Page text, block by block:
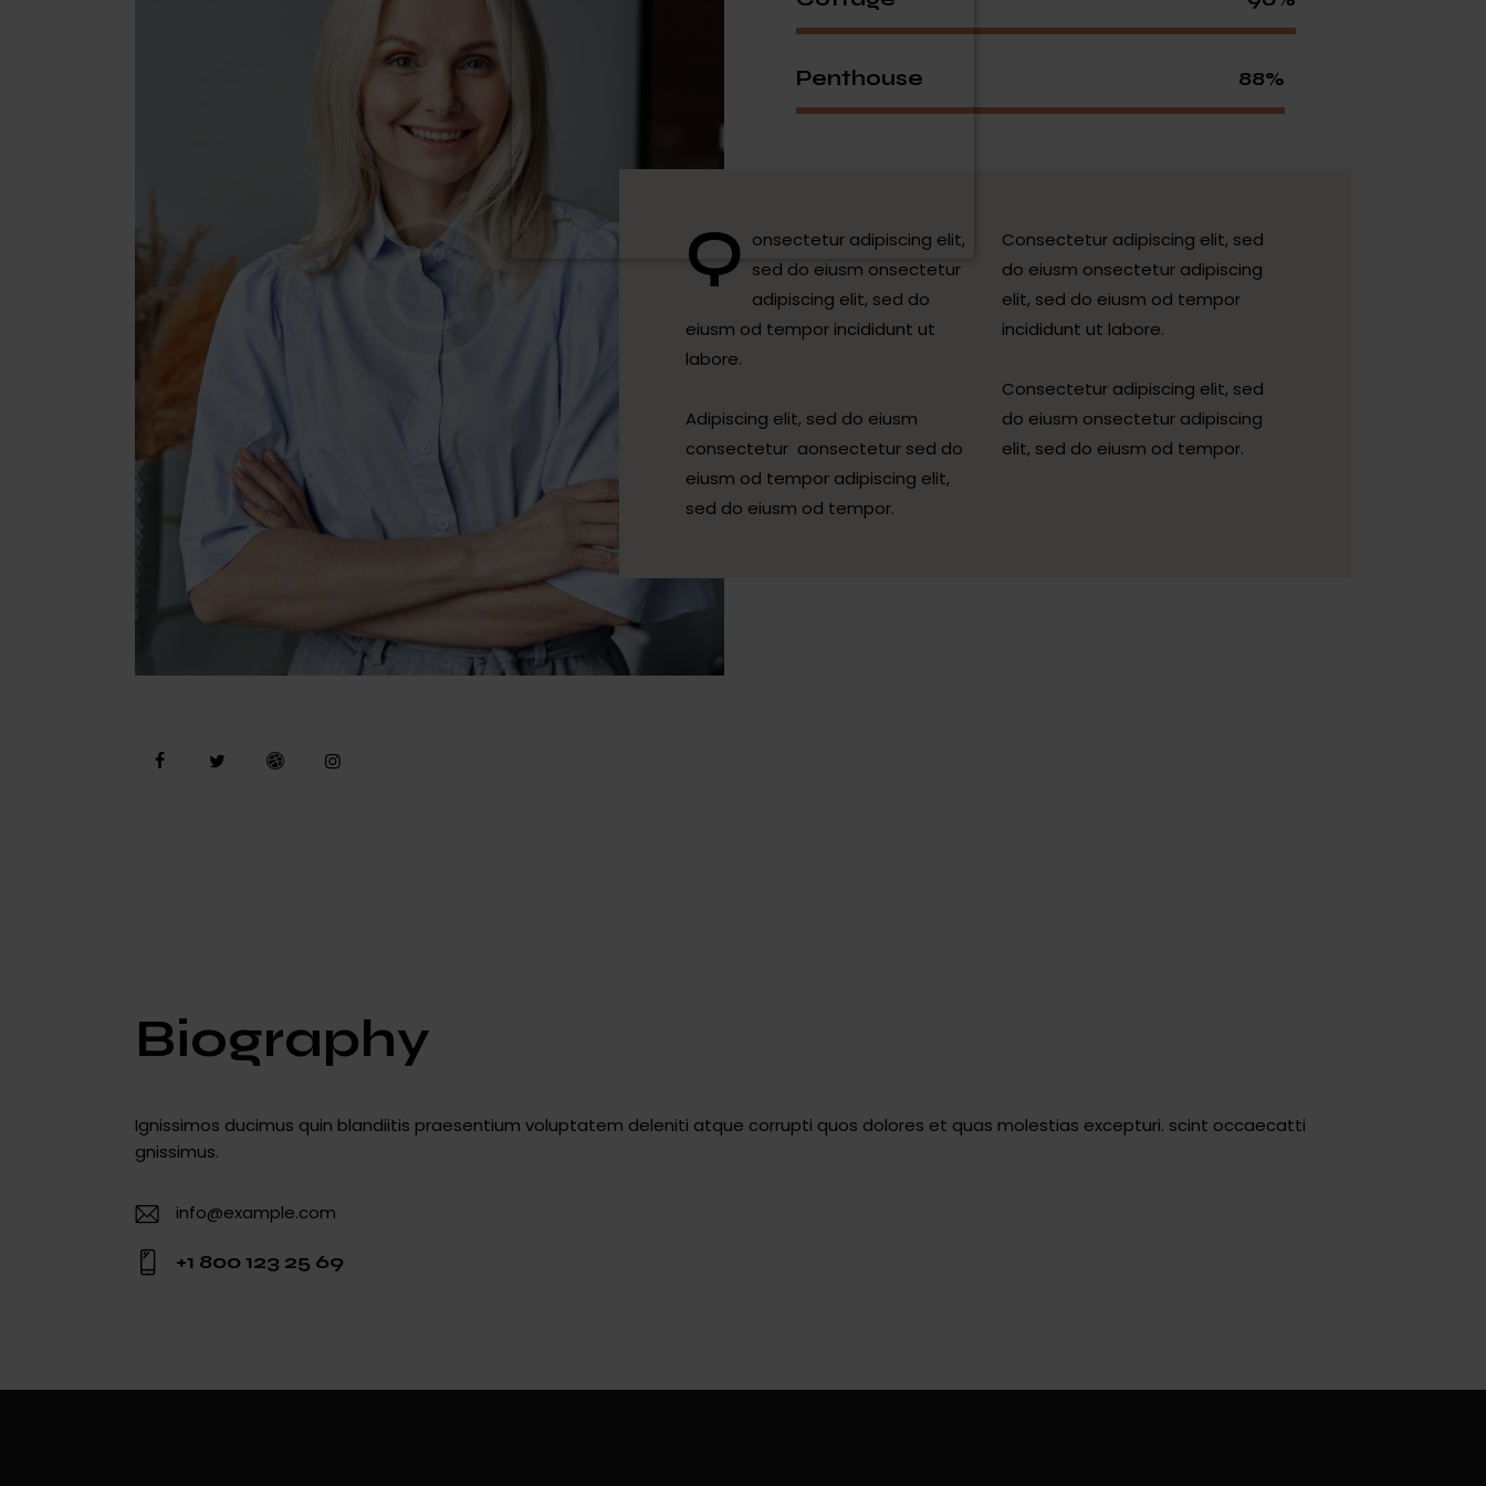
Penthouse 88%
Q onsectetur adipiscing elit,
sed do eiusm onsectetur
adipiscing elit, sed do
eiusm od tempor incididunt ut
labore.
Adipiscing elit, sed do eiusm
consectetur aonsectetur sed do
eiusm od tempor adipiscing elit,
sed do eiusm od tempor.
Consectetur adipiscing elit, sed
do eiusm onsectetur adipiscing
elit, sed do eiusm od tempor
incididunt ut labore.
Consectetur adipiscing elit, sed
do eiusm onsectetur adipiscing
elit, sed do eiusm od tempor.
Biography
Ignissimos ducimus quin blandiitis praesentium voluptatem deleniti atque corrupti quos dolores et quas molestias excepturi. scint occaecatti
gnissimus.
E-
m
info@example.com
:
+1 800 123 25 69